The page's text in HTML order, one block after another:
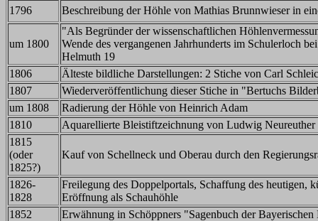
1796
Beschreibung der Höhle von Mathias Brunnwieser in
um 1800
"Als Begründer der wissenschaftlichen
Wende des vergangenen Jahrhunderts im Schulerloch
Helmuth 19
1806
Älteste bildliche Darstellungen: 2 Stiche von Carl
1807
Wiederveröffentlichung dieser Stiche in "Bertuchs
um 1808
Radierung der Höhle von Heinrich Adam
1810
Aquarellierte Bleistiftzeichnung von Ludwig Neureuther
1815
(oder
1825?)
Kauf von Schellneck und Oberau durch den
1826-
1828
Freilegung des Doppelportals, Schaffung des heutigen,
Eröffnung als Schauhöhle
1852
Erwähnung in Schöppners "Sagenbuch der